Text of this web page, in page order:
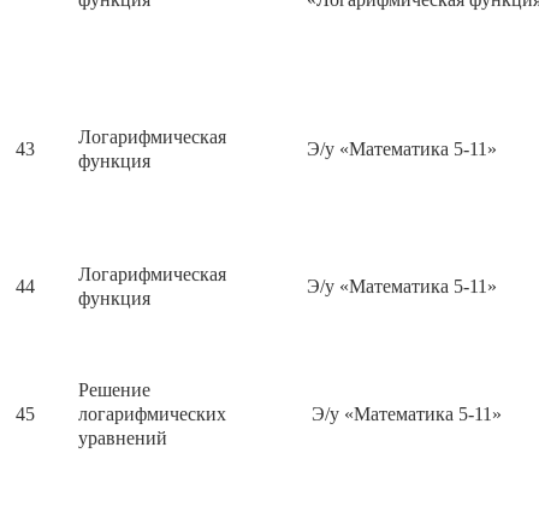
43
Логарифмическая
функция
Э/у «Математика 5-11»
44
Логарифмическая
функция
Э/у «Математика 5-11»
45
Решение
логарифмических
уравнений
Э/у «Математика 5-11»